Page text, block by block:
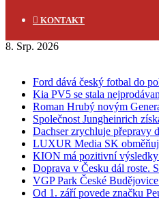
KONTAKT
8. Srp. 2026
Ford dává český fotbal do
Kia PV5 se stala
Roman Hrubý novým
Společnost Jungheinrich
Dachser zrychluje přepravy
LUXUR Media SK
KION má pozitivní
Doprava v Česku dál roste.
VGP Park České
Od 1. září povede značku